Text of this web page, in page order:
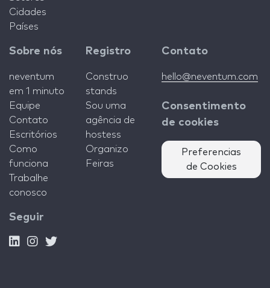
Cidades
Países
Sobre nós
neventum
em 1 minuto
Equipe
Contato
Escritórios
Como
funciona
Trabalhe
conosco
Registro
Construo
stands
Sou uma
agência de
hostess
Organizo
Feiras
Contato
hello@neventum.com
Consentimento
de cookies
Preferencias
de Cookies
Seguir